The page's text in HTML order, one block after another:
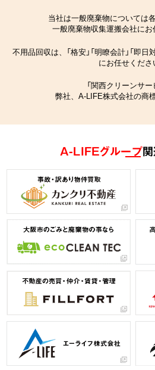
当社は一般廃棄物については
一般廃棄物収集運搬会社に
不用品回収は、「格安」「明瞭会計」「即
にお任せくださ
「関西クリーンサー
弊社、A-LIFE株式会社の商
A-LIFEグループ